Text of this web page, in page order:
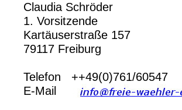
Claudia Schröder
1. Vorsitzende
Kartäuserstraße 157
79117 Freiburg
Telefon ++49(0)761/60547
E-Mail